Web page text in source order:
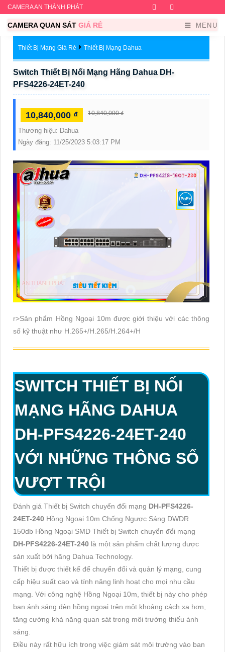
CAMERA AN THÀNH PHÁT Facebook
CAMERA QUAN SÁT GIÁ RẺ MENU
Thiết Bị Mạng Giá Rẻ Thiết Bị Mạng Dahua
Switch Thiết Bị Nối Mạng Hãng Dahua DH-
PFS4226-24ET-240
10,840,000 ₫ 10,840,000 ₫
Thương hiệu: Dahua
Ngày đăng: 11/25/2023 5:03:17 PM
r>Sản phẩm Hồng Ngoại 10m được giới thiệu với các thông
số kỹ thuật như H.265+/H.265/H.264+/H
SWITCH THIẾT BỊ NỐI
MẠNG HÃNG DAHUA
DH-PFS4226-24ET-240
VỚI NHỮNG THÔNG SỐ
VƯỢT TRỘI
Đánh giá Thiết bị Switch chuyển đổi mạng DH-PFS4226-
24ET-240 Hồng Ngoại 10m Chống Ngược Sáng DWDR
150db Hồng Ngoại SMD Thiết bị Switch chuyển đổi mạng
DH-PFS4226-24ET-240 là một sản phẩm chất lượng được
sản xuất bởi hãng Dahua Technology.
Thiết bị được thiết kế để chuyển đổi và quản lý mạng, cung
cấp hiệu suất cao và tính năng linh hoạt cho mọi nhu cầu
mạng. Với công nghệ Hồng Ngoại 10m, thiết bị này cho phép
bạn ánh sáng đèn hồng ngoại trên một khoảng cách xa hơn,
tăng cường khả năng quan sát trong môi trường thiếu ánh
sáng.
Điều này rất hữu ích trong việc giám sát môi trường vào ban